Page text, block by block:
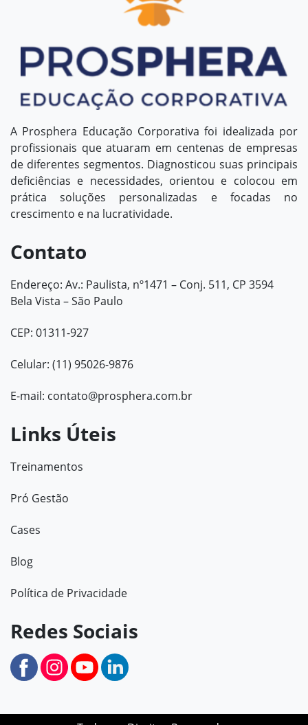
A Prosphera Educação Corporativa foi idealizada por
profissionais que atuaram em centenas de empresas
de diferentes segmentos. Diagnosticou suas principais
deficiências e necessidades, orientou e colocou em
prática soluções personalizadas e focadas no
crescimento e na lucratividade.
Contato
Endereço: Av.: Paulista, nº1471 – Conj. 511, CP 3594
Bela Vista – São Paulo
CEP: 01311-927
Celular: (11) 95026-9876
E-mail: contato@prosphera.com.br
Links Úteis
Treinamentos
Pró Gestão
Cases
Blog
Política de Privacidade
Redes Sociais